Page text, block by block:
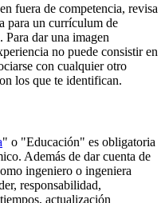
fuera de competencia, revisa
para un currículum de
dar una imagen
no puede consistir en
con cualquier otro
los que te identifican.
" o "Educación" es obligatoria
Además de dar cuenta de
ingeniero o ingeniera
responsabilidad,
actualización